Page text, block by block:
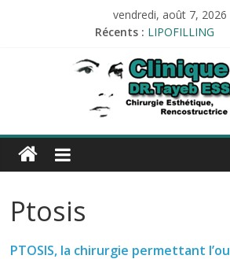
vendredi, août 7, 2026
Récents : LIPOFILLING
Tests
Audiométrie
Esthetique-
alger.com
Esthetique-
Ptosis
PTOSIS, la chirurgie permettant